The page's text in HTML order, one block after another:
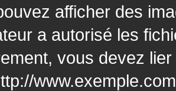
afficher des
a autorisé les
vous devez